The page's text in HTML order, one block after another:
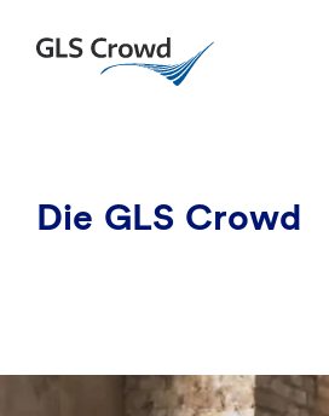
content
GLS Crowd
Die GLS Crowd